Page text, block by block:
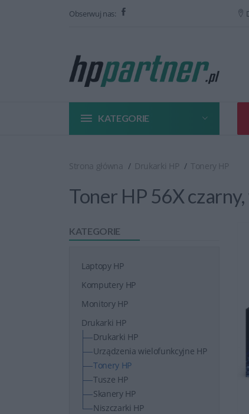
Obserwuj nas:
KATEGORIE
Strona główna Drukarki HP Tonery HP
Toner HP 56X
KATEGORIE
Laptopy HP
Komputery HP
Monitory HP
Drukarki HP
Drukarki HP
Urządzenia wielofunkcyjne HP
Tonery HP
Tusze HP
Skanery HP
Niszczarki HP